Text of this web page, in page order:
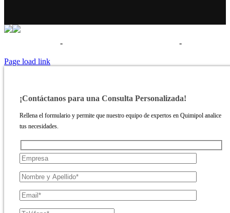
- -
Page load link
¡Contáctanos para una Consulta Personalizada!
Rellena el formulario y permite que nuestro equipo de expertos en Quimipol analice
tus necesidades.